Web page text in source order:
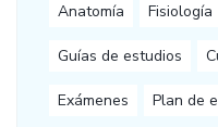
Anatomía Fisiología
Guías de estudios
Exámenes Plan de